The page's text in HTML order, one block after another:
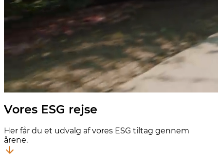
Vores ESG rejse
Her får du et udvalg af vores ESG tiltag gennem
årene.